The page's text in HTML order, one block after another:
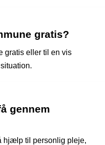
gratis?
gratis eller til en vis
gennem
hjælp til personlig pleje,